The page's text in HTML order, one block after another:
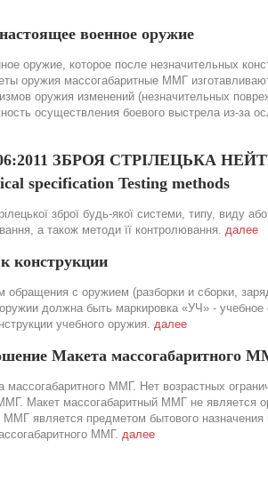
военное оружие
оружие, которое после незначительных
оружия массогабаритные ММГ
оружия изменений (незначительных
осуществления боевого выстрела из-за
ЗБРОЯ СТРІЛЕЦЬКА
specification Testing methods
зброї будь-якої системи, типу, виду
а також методи її контролювання. далее
конструкции
с оружием (разборки и сборки,
должна быть маркировка «УЧ» -
учебного оружия. далее
Макета массогабаритного
ММГ. Нет возрастных
Макет массогабаритный ММГ не является
является предметом бытового назначения
ММГ. далее